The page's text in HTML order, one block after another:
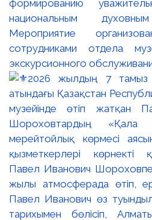
формированию
национальным
Мероприятие
сотрудниками отдела
экскурсионного